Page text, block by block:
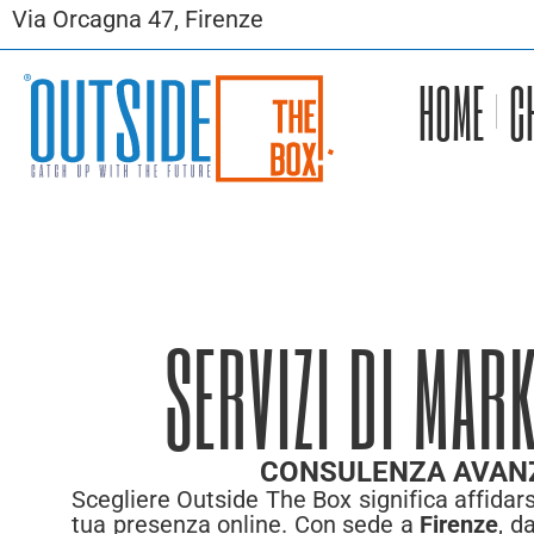
Via Orcagna 47, Firenze
HOME
SERVIZI DI
CONSULENZA
Scegliere Outside The Box significa
tua presenza online. Con sede a Firenze,